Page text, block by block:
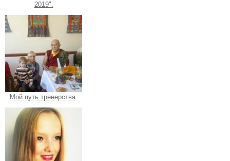
2019".
Мой путь тренерства.